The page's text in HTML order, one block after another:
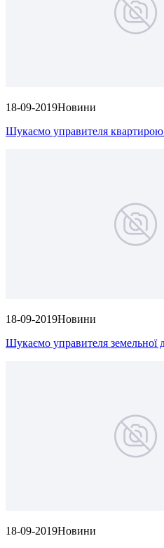
18-09-2019Новини
Шукаємо управителя квартирою
18-09-2019Новини
Шукаємо управителя земельної
18-09-2019Новини